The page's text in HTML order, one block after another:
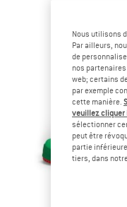
Nous utilisons
Par ailleurs,
de
nos
web; certains
par exemple
cette manière.
veuillez cliquer
sélectionner
peut être
partie
tiers, dans